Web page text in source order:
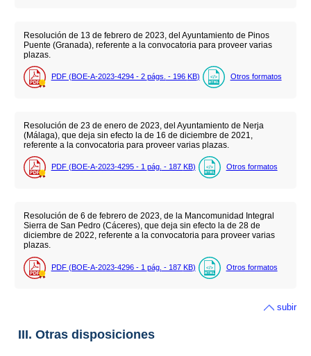
Resolución de 13 de febrero de 2023, del Ayuntamiento de Pinos
Puente (Granada), referente a la convocatoria para proveer varias
plazas.
PDF (BOE-A-2023-4294 - 2 págs. - 196 KB) Otros formatos
Resolución de 23 de enero de 2023, del Ayuntamiento de Nerja
(Málaga), que deja sin efecto la de 16 de diciembre de 2021,
referente a la convocatoria para proveer varias plazas.
PDF (BOE-A-2023-4295 - 1 pág. - 187 KB) Otros formatos
Resolución de 6 de febrero de 2023, de la Mancomunidad Integral
Sierra de San Pedro (Cáceres), que deja sin efecto la de 28 de
diciembre de 2022, referente a la convocatoria para proveer varias
plazas.
PDF (BOE-A-2023-4296 - 1 pág. - 187 KB) Otros formatos
subir
III. Otras disposiciones